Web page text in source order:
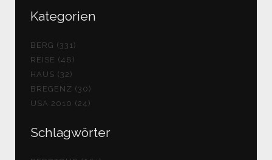
Kategorien
BERG (331)
REISE (48)
HAUS (32)
BREGENZ (30)
USA 2010 (24)
Schlagwörter